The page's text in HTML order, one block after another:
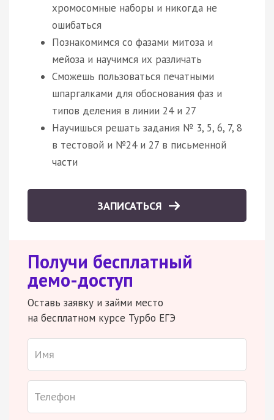
хромосомные наборы и никогда не
ошибаться
Познакомимся со фазами митоза и
мейоза и научимся их различать
Сможешь пользоваться печатными
шпаргалками для обоснования фаз и
типов деления в линии 24 и 27
Научишься решать задания № 3, 5, 6, 7, 8
в тестовой и №24 и 27 в письменной
части
ЗАПИСАТЬСЯ
Получи бесплатный
демо-доступ
Оставь заявку и займи место
на бесплатном курсе Турбо ЕГЭ